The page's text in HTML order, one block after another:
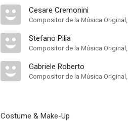
Cesare Cremonini
Compositor de la Música
Stefano Pilia
Compositor de la Música
Gabriele Roberto
Compositor de la Música
Costume & Make-Up